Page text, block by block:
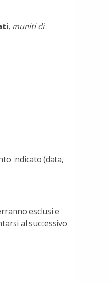
i, muniti di
indicato (data,
esclusi e
al successivo